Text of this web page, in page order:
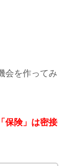
会を作ってみ
保険」は密接